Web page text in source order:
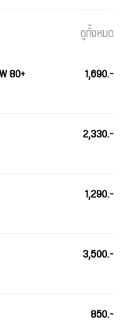
ดูทั้งหมด
80+ 1,690.-
2,330.-
1,290.-
3,500.-
850.-